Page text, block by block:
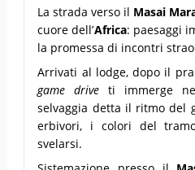
La strada verso il Masai
cuore dell’Africa: paesaggi
la promessa di incontri
Arrivati al lodge, dopo il
game drive ti immerge
selvaggia detta il ritmo del
erbivori, i colori del
svelarsi.